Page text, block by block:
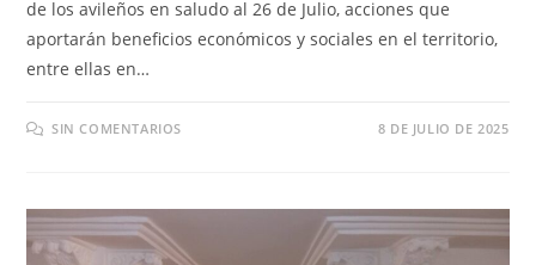
de los avileños en saludo al 26 de Julio, acciones que
aportarán beneficios económicos y sociales en el territorio,
entre ellas en…
SIN COMENTARIOS 8 DE JULIO DE 2025